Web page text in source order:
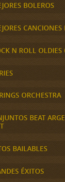
BOLEROS
CANCIONES
N ROLL
ORCHESTRA
BEAT
BAILABLES
ÉXITOS